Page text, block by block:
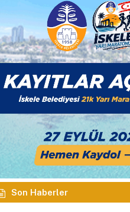
Son Haberler